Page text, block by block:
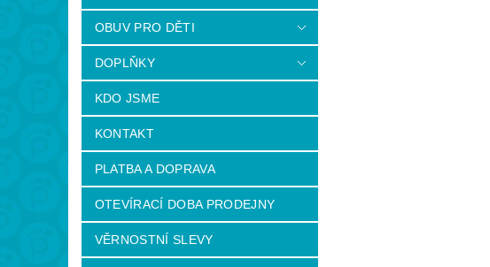
OBUV PRO DĚTI
DOPLŇKY
KDO JSME
KONTAKT
PLATBA A DOPRAVA
OTEVÍRACÍ DOBA PRODEJNY
VĚRNOSTNÍ SLEVY